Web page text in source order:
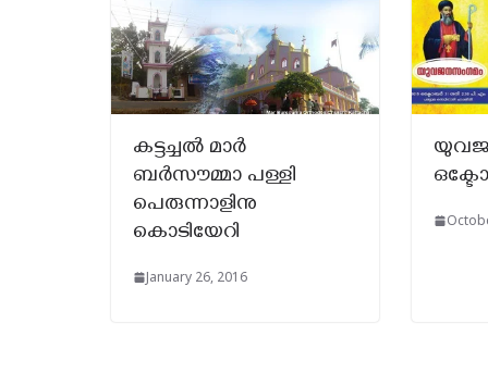
കട്ടച്ചൽ മാർ
ബർസൗമ്മാ പള്ളി
പെരുന്നാളിനു
കൊടിയേറി
January 26, 2016